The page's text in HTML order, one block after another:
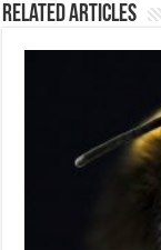
Related Articles